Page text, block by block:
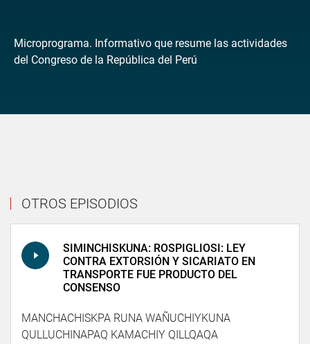
Microprograma. Informativo que resume las actividades
del Congreso de la República del Perú
OTROS EPISODIOS
SIMINCHISKUNA: ROSPIGLIOSI: LEY
CONTRA EXTORSIÓN Y SICARIATO EN
TRANSPORTE FUE PRODUCTO DEL
CONSENSO
MANCHACHISKPA RUNA WAÑUCHIYKUNA
QULLUCHINAPAQ KAMACHIY QILLQAQA